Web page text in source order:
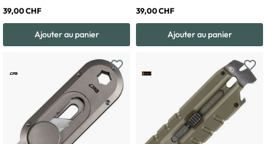
39,00 CHF
Ajouter au panier
39,00 CHF
Ajouter au panier
favorite_border favorite_border